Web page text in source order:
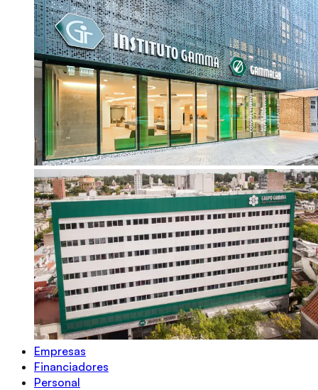
Empresas
Financiadores
Personal